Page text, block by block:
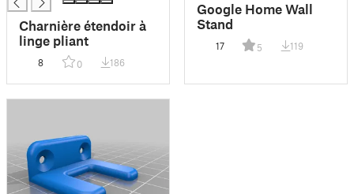
Charnière étendoir à
linge pliant
8 0 186
Google Home Wall
Stand
17 5 119